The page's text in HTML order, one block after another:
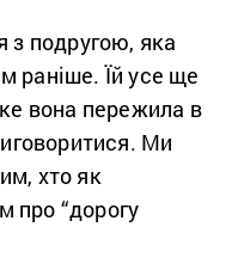
з подругою, яка
раніше. Їй усе ще
вона пережила в
Ми
хто як
про “дорогу